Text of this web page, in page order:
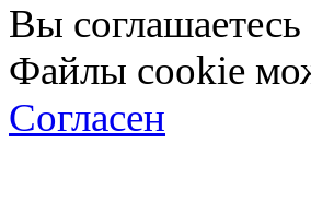
Вы соглашаетесь
Файлы cookie
Согласен